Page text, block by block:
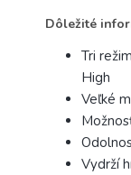
Dôležité
Tri
High
Veľké
Vydrží